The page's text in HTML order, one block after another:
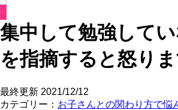
集中して勉強して
を指摘すると怒り
最終更新 2021/12/12
カテゴリー： お子さんとの関わり方で悩